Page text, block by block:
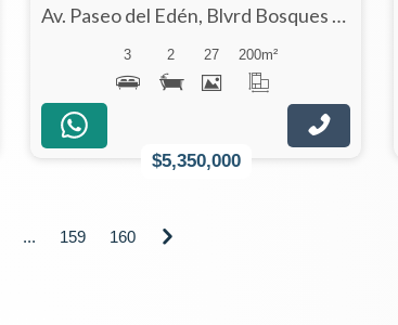
Av. Paseo del Edén, Blvrd Bosques de Sta Anita 2377 Circuito 1 Ext.- 77 Int.- 5, Tlajomulco de Zúñiga, Jalisco 45645
3 2 27 200m²
$5,350,000
... 159 160 